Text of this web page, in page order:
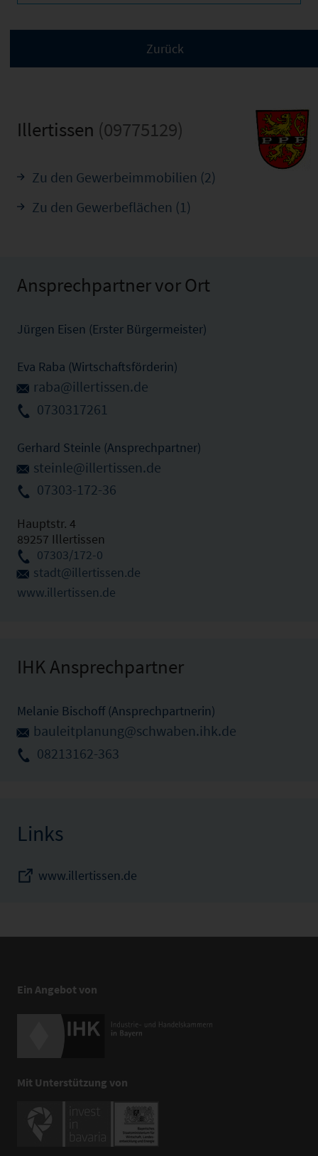
Illertissen (09775129)
Zu den Gewerbeimmobilien (2)
Zu den Gewerbeflächen (1)
Ansprechpartner vor Ort
Jürgen Eisen (Erster Bürgermeister)
Eva Raba (Wirtschaftsförderin)
raba@illertissen.de
0730317261
Gerhard Steinle (Ansprechpartner)
steinle@illertissen.de
07303-172-36
Hauptstr. 4
89257 Illertissen
07303/172-0
stadt@illertissen.de
www.illertissen.de
IHK Ansprechpartner
Melanie Bischoff (Ansprechpartnerin)
bauleitplanung@schwaben.ihk.de
08213162-363
Links
www.illertissen.de
Ein Angebot von
Mit Unterstützung von